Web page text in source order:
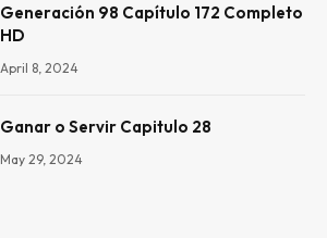
Generación 98 Capítulo 172 Completo
HD
April 8, 2024
Ganar o Servir Capitulo 28
May 29, 2024